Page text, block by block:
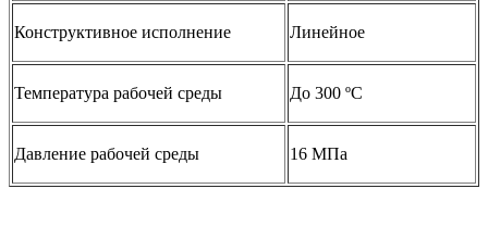
Конструктивное исполнение Линейное
Температура рабочей среды До 300 ºС
Давление рабочей среды 16 МПа